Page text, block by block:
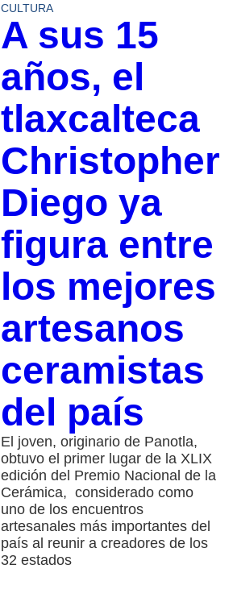
CULTURA
A sus 15
años, el
tlaxcalteca
Christopher
Diego ya
figura entre
los mejores
artesanos
ceramistas
del país
El joven, originario de Panotla,
obtuvo el primer lugar de la XLIX
edición del Premio Nacional de la
Cerámica, considerado como
uno de los encuentros
artesanales más importantes del
país al reunir a creadores de los
32 estados